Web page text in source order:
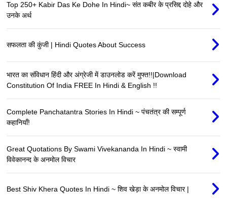
Top 250+ Kabir Das Ke Dohe In Hindi~ संत कबीर के प्रसिद्द दोहे और
उनके अर्थ
सफलता की कुंजी | Hindi Quotes About Success
भारत का संविधान हिंदी और अंग्रेजी में डाउनलोड करें मुफ्त!!|Download
Constitution Of India FREE In Hindi & English !!
Complete Panchatantra Stories In Hindi ~ पंचतंत्र की सम्पूर्ण
कहानियाँ!
Great Quotations By Swami Vivekananda In Hindi ~ स्वामी
विवेकानन्द के अनमोल विचार
Best Shiv Khera Quotes In Hindi ~ शिव खेड़ा के अनमोल विचार |